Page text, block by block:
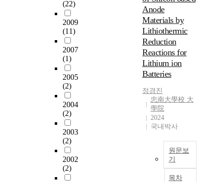
(22)
2009
(11)
2007
(1)
2005
(2)
2004
(2)
2003
(2)
2002
(2)
Anode
Materials by
Lithiothermic
Reduction
Reactions for
Lithium ion
Batteries
정경진
忠南大學校 大
學院
2024
국내박사
원문보
기
목차